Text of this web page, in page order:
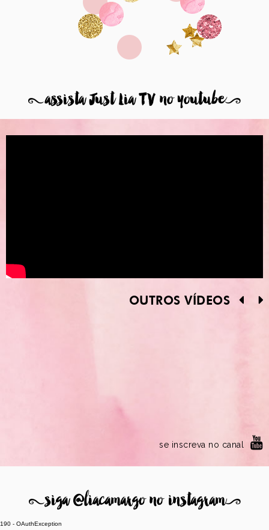
8assista Just Lia TV no youtube9
OUTROS VÍDEOS
se inscreva no canal
8siga @liacamargo no instagram9
190 - OAuthException